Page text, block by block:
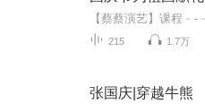
215 1.7万
张国庆|穿越牛熊